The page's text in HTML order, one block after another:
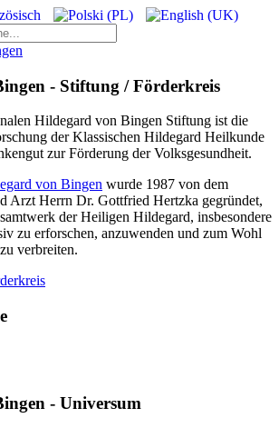
- Stiftung / Förderkreis
Hildegard von Bingen Stiftung ist die
der Klassischen Hildegard Heilkunde
zur Förderung der Volksgesundheit.
von Bingen wurde 1987 von dem
Arzt Herrn Dr. Gottfried Hertzka gegründet,
der Heiligen Hildegard, insbesondere
zu erforschen, anzuwenden und zum Wohl
verbreiten.
- Universum